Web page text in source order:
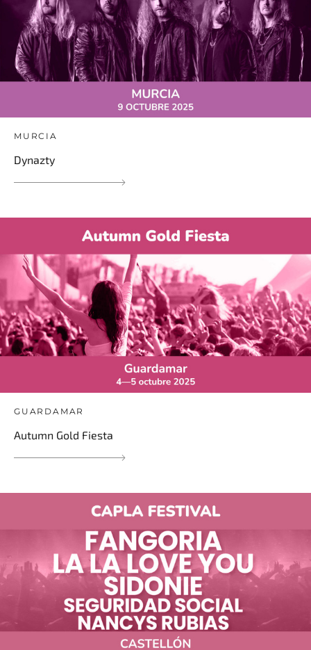
MURCIA
Dynazty
GUARDAMAR
Autumn Gold Fiesta